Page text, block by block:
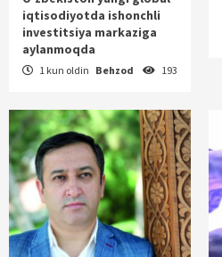
iqtisodiyotda ishonchli
investitsiya markaziga
aylanmoqda
1 kun oldin Behzod 193